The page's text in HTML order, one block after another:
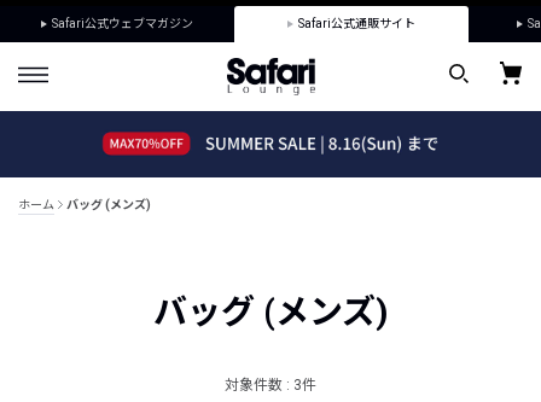
Safari公式ウェブマガジン Safari公式通販サイト
ホーム バッグ (メンズ)
バッグ (メンズ)
対象件数 : 3件